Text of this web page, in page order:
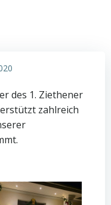
des 1. Ziethener
zahlreich